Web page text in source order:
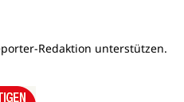
Redaktion unterstützen.